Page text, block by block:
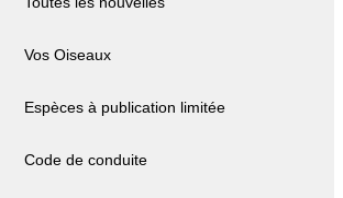
Vos Oiseaux
Espèces à publication limitée
Code de conduite